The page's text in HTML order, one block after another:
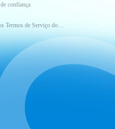
confiança
Sobre os Termos de Serviço do CapCut